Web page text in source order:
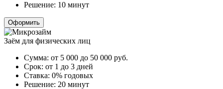
Решение: 10 минут
Оформить
Заём для физических лиц
Сумма: от 5 000 до 50 000 руб.
Срок: от 1 до 3 дней
Ставка: 0% годовых
Решение: 20 минут